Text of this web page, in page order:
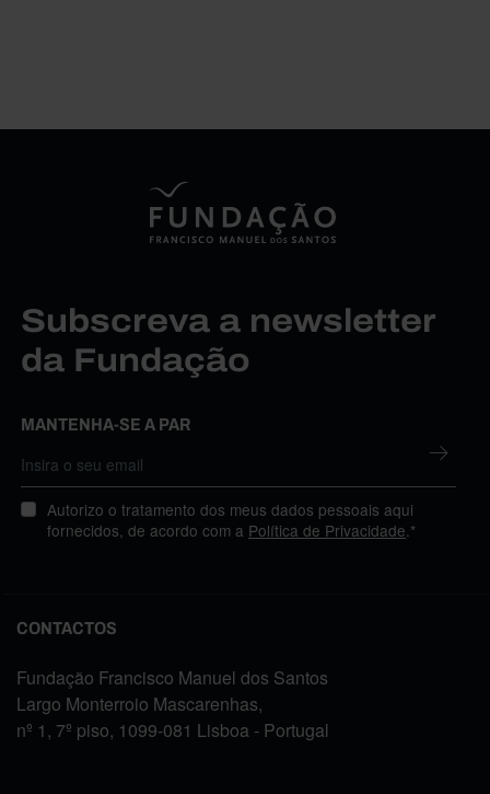
Subscreva a newsletter
da Fundação
MANTENHA-SE A PAR
Autorizo o tratamento dos meus dados pessoais aqui
fornecidos, de acordo com a Política de Privacidade .*
CONTACTOS
Fundação Francisco Manuel dos Santos
Largo Monterroio Mascarenhas,
nº 1, 7º piso, 1099-081 Lisboa - Portugal